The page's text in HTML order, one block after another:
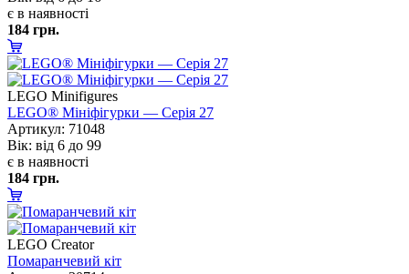
є в наявності
184 грн.
LEGO Minifigures
LEGO® Мініфігурки — Серія 27
Артикул: 71048
ік: від 6 до 99
є в наявності
184 грн.
LEGO Creator
Помаранчевий кіт